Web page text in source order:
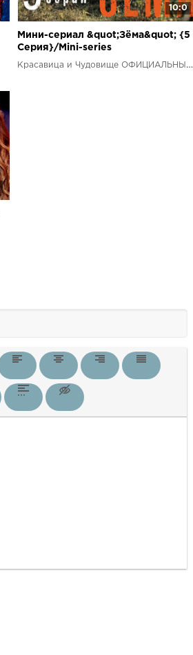
10:0
Мини-сериал &quot;Зёма&quot; {5
Серия}/Mini-series
&quot;Zema&quot; {5 Series}
Красавица и Чудовище ОФИЦИАЛЬНЫЙ КАНАЛ